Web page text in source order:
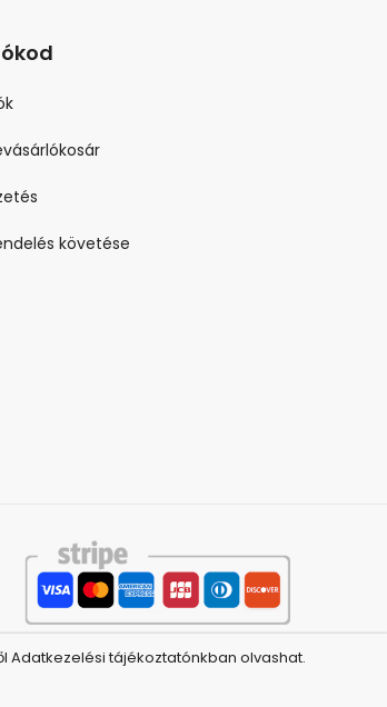
követése
Adatkezelési tájékoztatónkban olvashat.